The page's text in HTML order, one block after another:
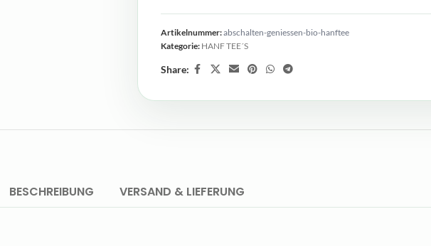
Artikelnummer:abschalten-geniessen-bio-hanftee
Kategorie: HANF TEE´S
Share:
BESCHREIBUNG VERSAND & LIEFERUNG